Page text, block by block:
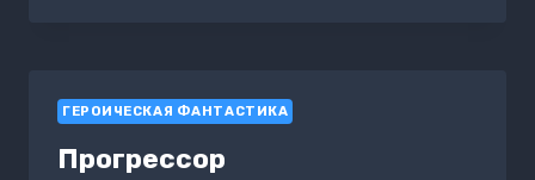
ГЕРОИЧЕСКАЯ ФАНТАСТИКА
Прогрессор